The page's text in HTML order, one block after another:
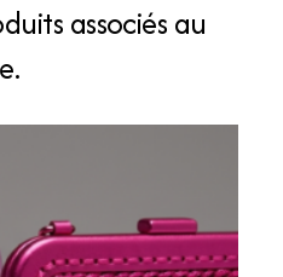
associés au